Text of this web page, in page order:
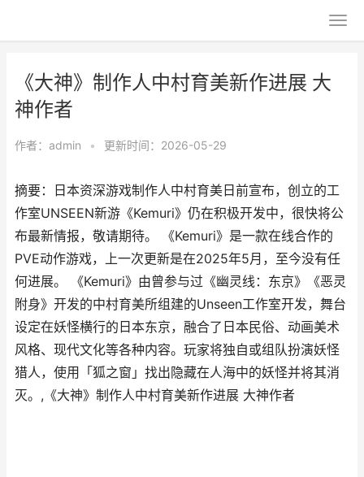
《大神》制作人中村育美新作进展 大
神作者
作者： admin • 更新时间：2026-05-29
摘要：日本资深游戏制作人中村育美日前宣布，创立的工
作室UNSEEN新游《Kemuri》仍在积极开发中，很快将公
布最新情报，敬请期待。 《Kemuri》是一款在线合作的
PVE动作游戏，上一次更新是在2025年5月，至今没有任
何进展。 《Kemuri》由曾参与过《幽灵线：东京》《恶灵
附身》开发的中村育美所组建的Unseen工作室开发，舞台
设定在妖怪横行的日本东京，融合了日本民俗、动画美术
风格、现代文化等各种内容。玩家将独自或组队扮演妖怪
猎人，使用「狐之窗」找出隐藏在人海中的妖怪并将其消
灭。,《大神》制作人中村育美新作进展 大神作者